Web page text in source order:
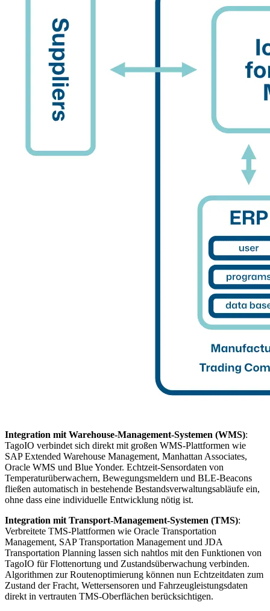
Integration mit Warehouse-Management-Systemen (WMS):
TagoIO verbindet sich direkt mit großen WMS-Plattformen wie
SAP Extended Warehouse Management, Manhattan Associates,
Oracle WMS und Blue Yonder. Echtzeit-Sensordaten von
Temperaturüberwachern, Bewegungsmeldern und BLE-Beacons
fließen automatisch in bestehende Bestandsverwaltungsabläufe ein,
ohne dass eine individuelle Entwicklung nötig ist.
Integration mit Transport-Management-Systemen (TMS):
Verbreitete TMS-Plattformen wie Oracle Transportation
Management, SAP Transportation Management und JDA
Transportation Planning lassen sich nahtlos mit den Funktionen von
TagoIO für Flottenortung und Zustandsüberwachung verbinden.
Algorithmen zur Routenoptimierung können nun Echtzeitdaten zum
Zustand der Fracht, Wettersensoren und Fahrzeugleistungsdaten
direkt in vertrauten TMS-Oberflächen berücksichtigen.